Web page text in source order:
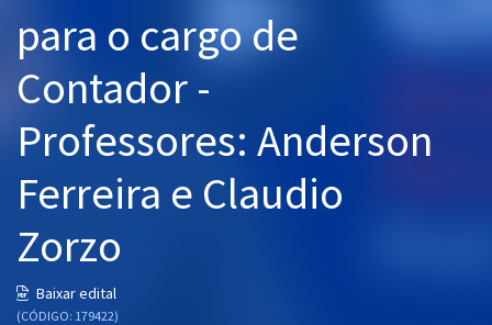
Blog
Aprovados
para o cargo de
Contador -
Professores: Anderson
Ferreira e Claudio
Zorzo
Baixar edital
(CÓDIGO: 179422)